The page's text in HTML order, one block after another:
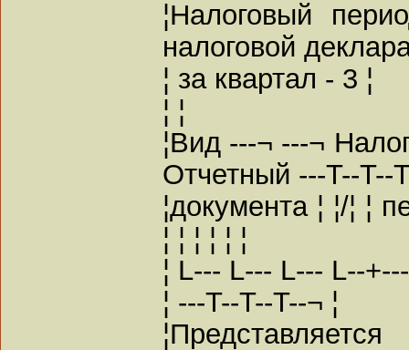
¦Налоговый
налоговой
¦ за квартал - 3 ¦
¦ ¦
¦Вид ---¬ ---¬
Отчетный ---T--T--
¦документа ¦ ¦/¦ ¦
¦ ¦ ¦ ¦ ¦ ¦
¦ L--- L--- L--- L--
¦ ---T--T--T--¬ ¦